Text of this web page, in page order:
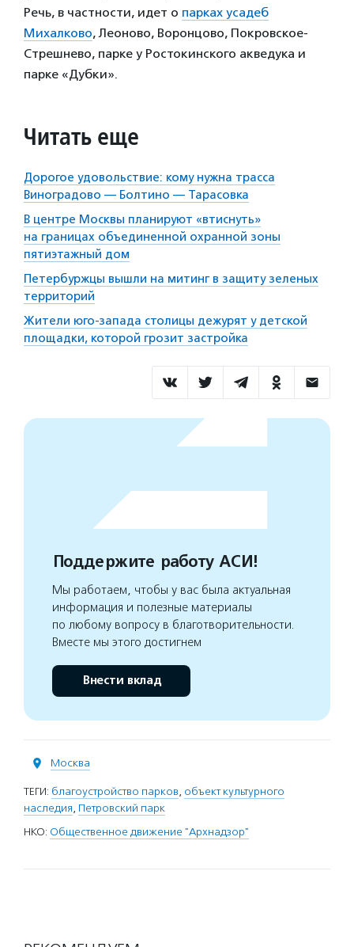
Речь, в частности, идет о парках усадеб
Михалково, Леоново, Воронцово, Покровское-
Стрешнево, парке у Ростокинского акведука и
парке «Дубки».
Читать еще
Дорогое удовольствие: кому нужна трасса
Виноградово — Болтино — Тарасовка
В центре Москвы планируют «втиснуть»
на границах объединенной охранной зоны
пятиэтажный дом
Петербуржцы вышли на митинг в защиту зеленых
территорий
Жители юго-запада столицы дежурят у детской
площадки, которой грозит застройка
Поддержите работу АСИ!
Мы работаем, чтобы у вас была актуальная
информация и полезные материалы
по любому вопросу в благотворительности.
Вместе мы этого достигнем
Внести вклад
Москва
ТЕГИ: благоустройство парков, объект культурного
наследия, Петровский парк
НКО: Общественное движение "Архнадзор"